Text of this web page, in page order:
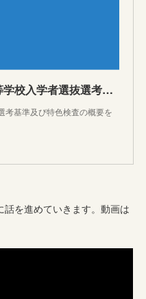
令和8年度神奈川県公立高等学校入学者選抜選考基準及び特色検査の概要
考基準及び特色検査の概要を
話を進めていきます。動画は